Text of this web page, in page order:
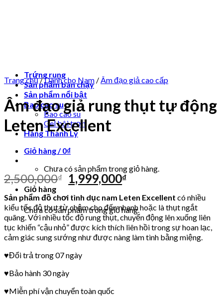
Trứng rung
Sản phẩm bán chạy
Sản phẩm nổi bật
Bao cao su
Bao cao su
Gel bôi trơn
Hàng Thanh Lý
Giỏ hàng /0₫
Chưa có sản phẩm trong giỏ hàng.
Giỏ hàng
Chưa có sản phẩm trong giỏ hàng.
Trang chủ/Dành cho Nam /Âm đạo giả cao cấp
Âm đạo giả rung thụt tự động
Leten Excellent
2,500,000₫ 1,999,000₫
Sản phẩm đồ chơi tình dục nam Leten Excellent có nhiều
kiểu tốc độ thụt từ chậm cho đến nhanh hoặc là thụt ngắt
quãng. Với nhiều tốc độ rung thụt, chuyển động lên xuống liên
tục khiến “cậu nhỏ” được kích thích liên hồi trong sự hoan lạc,
cảm giác sung sướng như được nàng làm tình bằng miệng.
♥Đổi trả trong 07 ngày
♥Bảo hành 30 ngày
♥Miễn phí vận chuyển toàn quốc